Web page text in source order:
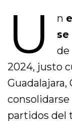
U n
de
2024, justo
Guadalajara,
partidos del